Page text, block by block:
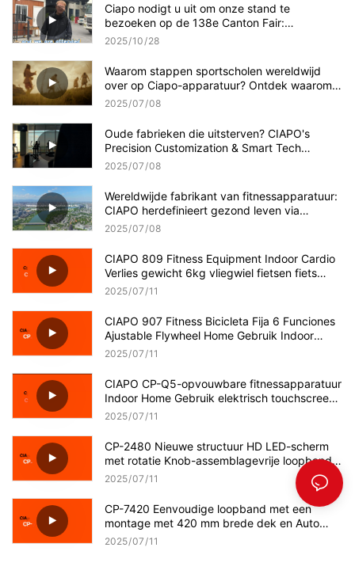
Ciapo nodigt u uit om onze stand te
bezoeken op de 138e Canton Fair:
professionele leverancier van loopbanden
2025 10 28
Waarom stappen sportscholen wereldwijd
over op Ciapo-apparatuur? Ontdek waarom
Walmart voor ons koos!
2025 07 08
Oude fabrieken die uitsterven? CIAPO's
Precision Customization & Smart Tech
veranderen de game!
2025 07 08
Wereldwijde fabrikant van fitnessapparatuur:
CIAPO herdefinieert gezond leven via
technologie!
2025 07 08
CIAPO 809 Fitness Equipment Indoor Cardio
Verlies gewicht 6kg vliegwiel fietsen fiets
Home Gebruik draaiende fiets
2025 07 11
CIAPO 907 Fitness Bicicleta Fija 6 Funciones
Ajustable Flywheel Home Gebruik Indoor
Cycling Spinning Bikes
2025 07 11
CIAPO CP-Q5-opvouwbare fitnessapparatuur
Indoor Home Gebruik elektrisch touchscreen
Zwarte loopband
2025 07 11
CP-2480 Nieuwe structuur HD LED-scherm
met rotatie Knob-assemblagevrije loopband
OEM/ODM Leverancier
2025 07 11
CP-7420 Eenvoudige loopband met een
montage met 420 mm brede dek en Auto
Incline OEM/ODM-leverancier
2025 07 11